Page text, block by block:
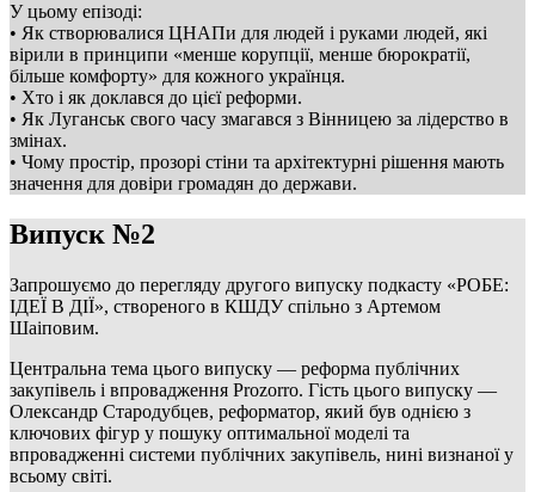
У цьому епізоді:
• Як створювалися ЦНАПи для людей і руками людей, які
вірили в принципи «менше корупції, менше бюрократії,
більше комфорту» для кожного українця.
• Хто і як доклався до цієї реформи.
• Як Луганськ свого часу змагався з Вінницею за лідерство в
змінах.
• Чому простір, прозорі стіни та архітектурні рішення мають
значення для довіри громадян до держави.
Випуск №2
Запрошуємо до перегляду другого випуску подкасту «РОБЕ:
ІДЕЇ В ДІЇ», створеного в КШДУ спільно з Артемом
Шаіповим.
Центральна тема цього випуску — реформа публічних
закупівель і впровадження Prozorro. Гість цього випуску —
Олександр Стародубцев, реформатор, який був однією з
ключових фігур у пошуку оптимальної моделі та
впровадженні системи публічних закупівель, нині визнаної у
всьому світі.